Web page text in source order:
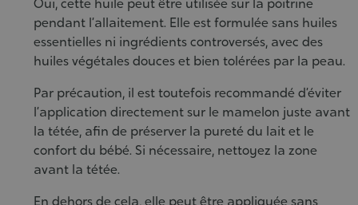
pendant l’allaitement. Elle est formulée sans huiles
essentielles ni ingrédients controversés, avec des
huiles végétales douces et bien tolérées par la peau.
Par précaution, il est toutefois recommandé d’éviter
l’application directement sur le mamelon juste avant
la tétée, afin de préserver la pureté du lait et le
confort du bébé. Si nécessaire, nettoyez la zone
avant la tétée.
En dehors de cela, elle peut être appliquée sans